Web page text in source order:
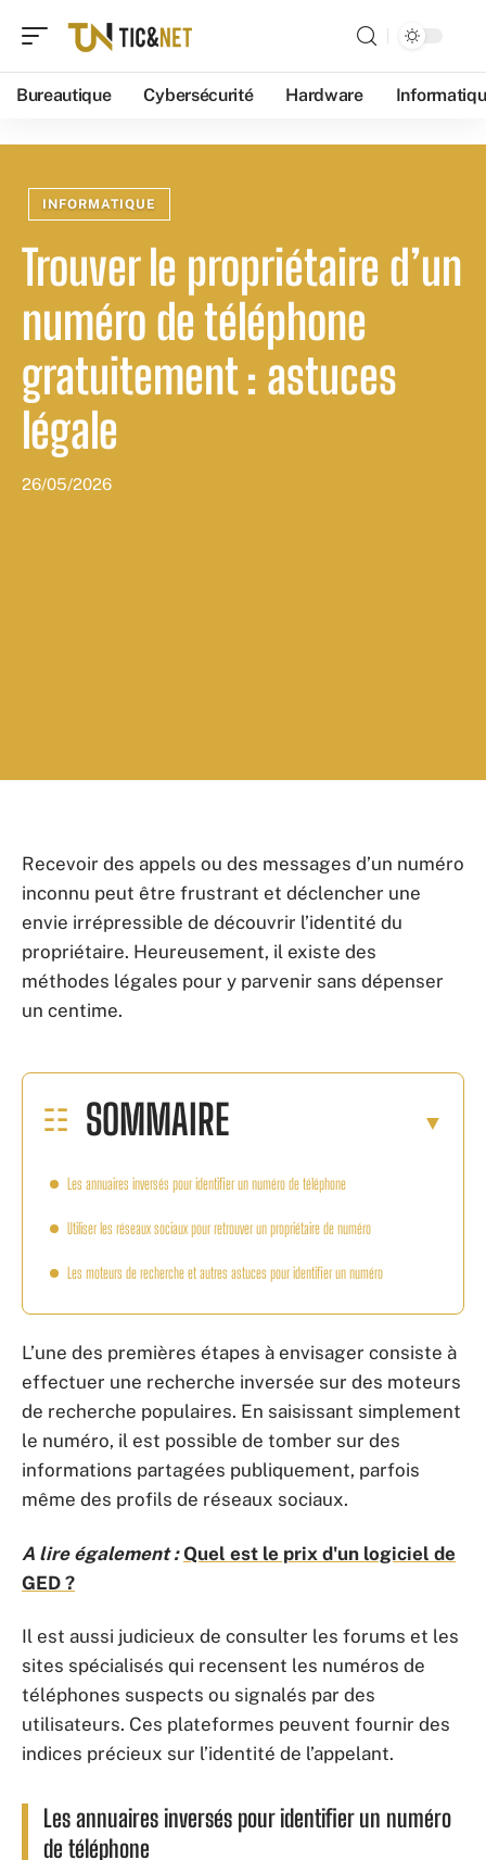
Bureautique Cybersécurité Hardware
INFORMATIQUE
Trouver le propriétaire d’un
numéro de téléphone
gratuitement : astuces
légale
26/05/2026
Recevoir des appels ou des messages d’un numéro
inconnu peut être frustrant et déclencher une
envie irrépressible de découvrir l’identité du
propriétaire. Heureusement, il existe des
méthodes légales pour y parvenir sans dépenser
un centime.
SOMMAIRE
Les annuaires inversés pour identifier un numéro de téléphone
Utiliser les réseaux sociaux pour retrouver un propriétaire de numéro
Les moteurs de recherche et autres astuces pour identifier un numéro
L’une des premières étapes à envisager consiste à
effectuer une recherche inversée sur des moteurs
de recherche populaires. En saisissant simplement
le numéro, il est possible de tomber sur des
informations partagées publiquement, parfois
même des profils de réseaux sociaux.
A lire également : Quel est le prix d'un logiciel de
GED ?
Il est aussi judicieux de consulter les forums et les
sites spécialisés qui recensent les numéros de
téléphones suspects ou signalés par des
utilisateurs. Ces plateformes peuvent fournir des
indices précieux sur l’identité de l’appelant.
Les annuaires inversés pour identifier un numéro
de téléphone